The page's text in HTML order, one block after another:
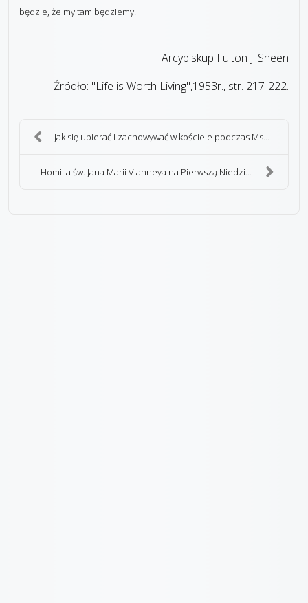
będzie, że my tam będziemy.
Arcybiskup Fulton J. Sheen
Źródło: "Life is Worth Living",1953r., str. 217-222.
Jak się ubierać i zachowywać w kościele podczas Ms...
Homilia św. Jana Marii Vianneya na Pierwszą Niedzi...